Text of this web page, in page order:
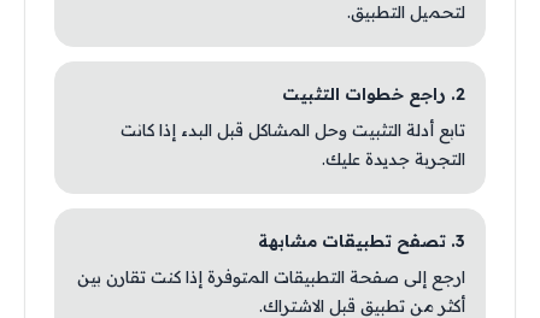
لتحميل التطبيق.
2. راجع خطوات التثبيت
تابع أدلة التثبيت وحل المشاكل قبل البدء إذا كانت
التجربة جديدة عليك.
3. تصفح تطبيقات مشابهة
ارجع إلى صفحة التطبيقات المتوفرة إذا كنت تقارن بين
أكثر من تطبيق قبل الاشتراك.